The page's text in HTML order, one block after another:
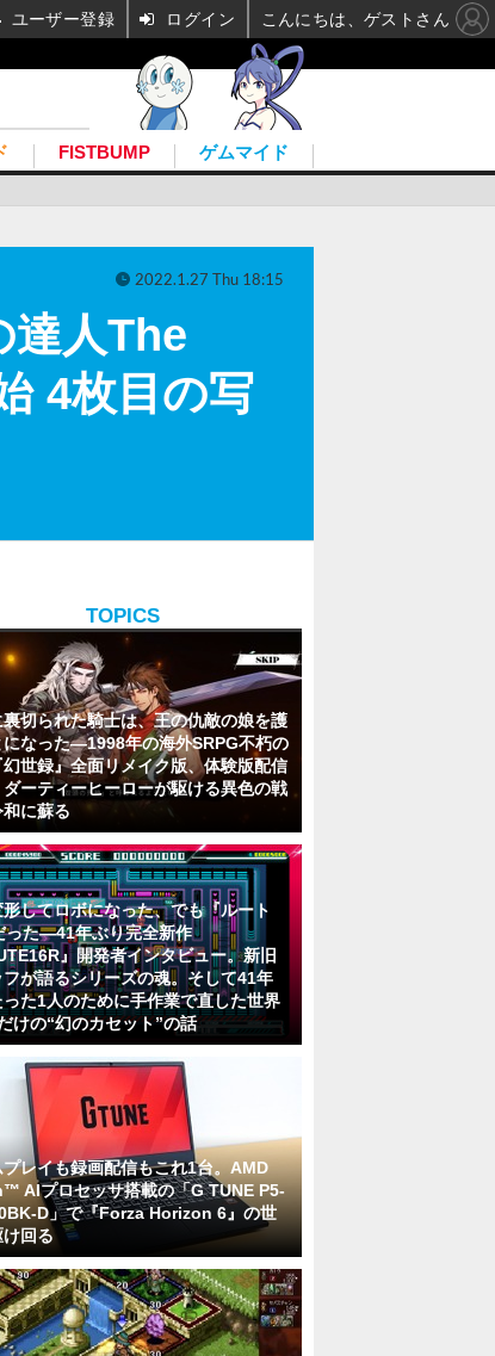
FISTBUMP ゲムマイド
達人The
4枚目の写
2022.1.27 Thu 18:15
TOPICS
切られた騎士は、王の仇敵の娘を護
になった―1998年の海外SRPG不朽の
世録』全面リメイク版、体験版配信
ダーティーヒーローが駆ける異色の戦
に蘇る
してロボになった、でも『ルート
った―41年ぶり完全新作
』開発者インタビュー。新旧
フが語るシリーズの魂。そして41年
た1人のために手作業で直した世界
けの“幻のカセット”の話
レイも録画配信もこれ1台。AMD
AIプロセッサ搭載の「G TUNE P5-
D」で『Forza Horizon 6』の世
回る
ユーザー登録 ログイン こんにちは、ゲストさん